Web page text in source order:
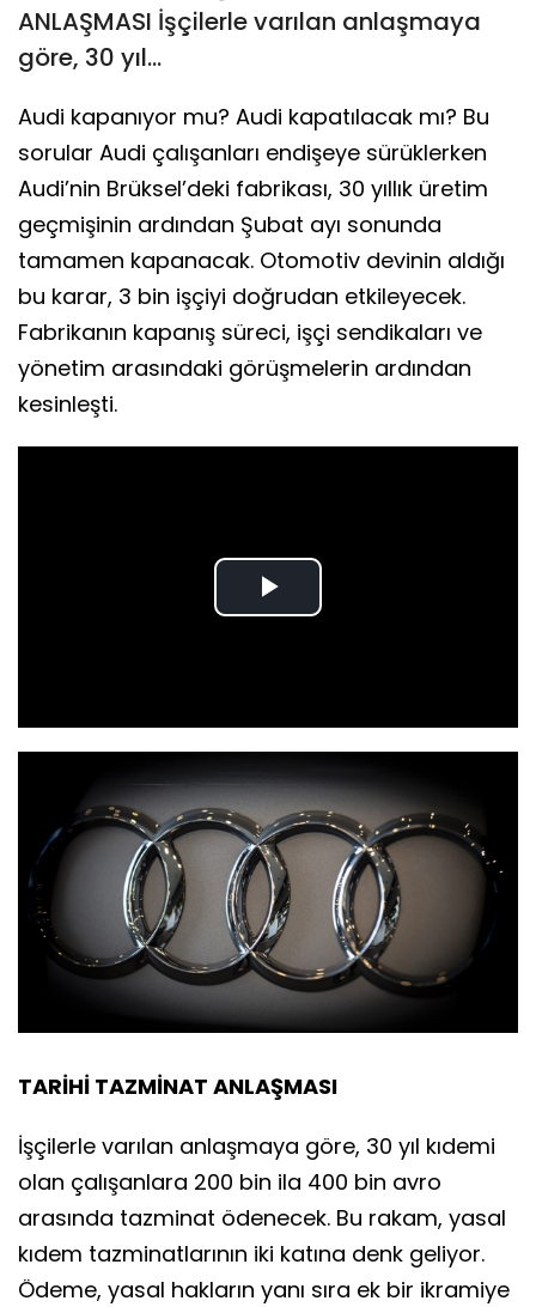
ANLAŞMASI İşçilerle varılan anlaşmaya
göre, 30 yıl...
Audi kapanıyor mu? Audi kapatılacak mı? Bu
sorular Audi çalışanları endişeye sürüklerken
Audi’nin Brüksel’deki fabrikası, 30 yıllık üretim
geçmişinin ardından Şubat ayı sonunda
tamamen kapanacak. Otomotiv devinin aldığı
bu karar, 3 bin işçiyi doğrudan etkileyecek.
Fabrikanın kapanış süreci, işçi sendikaları ve
yönetim arasındaki görüşmelerin ardından
kesinleşti.
Play
TARİHİ TAZMİNAT ANLAŞMASI
İşçilerle varılan anlaşmaya göre, 30 yıl kıdemi
olan çalışanlara 200 bin ila 400 bin avro
arasında tazminat ödenecek. Bu rakam, yasal
kıdem tazminatlarının iki katına denk geliyor.
Ödeme, yasal hakların yanı sıra ek bir ikramiye